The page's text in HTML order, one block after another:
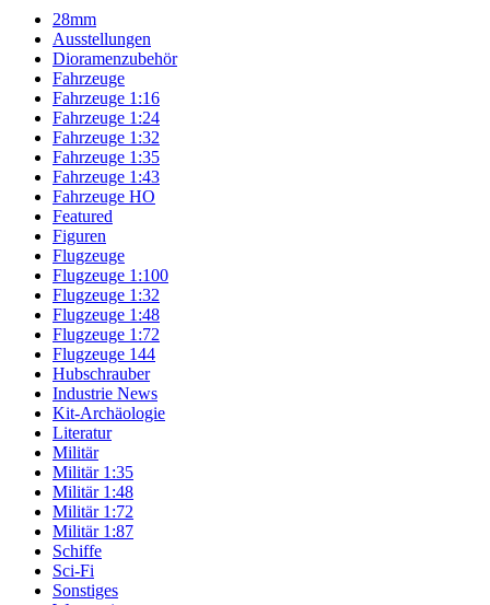
28mm
Ausstellungen
Dioramenzubehör
Fahrzeuge
Fahrzeuge 1:16
Fahrzeuge 1:24
Fahrzeuge 1:32
Fahrzeuge 1:35
Fahrzeuge 1:43
Fahrzeuge HO
Featured
Figuren
Flugzeuge
Flugzeuge 1:100
Flugzeuge 1:32
Flugzeuge 1:48
Flugzeuge 1:72
Flugzeuge 144
Hubschrauber
Industrie News
Kit-Archäologie
Literatur
Militär
Militär 1:35
Militär 1:48
Militär 1:72
Militär 1:87
Schiffe
Sci-Fi
Sonstiges